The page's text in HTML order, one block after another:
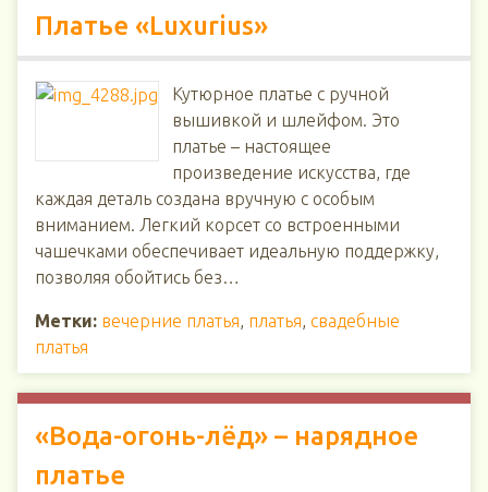
Платье «Luxurius»
Кутюрное платье с ручной
вышивкой и шлейфом. Это
платье – настоящее
произведение искусства, где
каждая деталь создана вручную с особым
вниманием. Легкий корсет со встроенными
чашечками обеспечивает идеальную поддержку,
позволяя обойтись без…
Метки: вечерние платья, платья, свадебные
платья
«Вода-огонь-лёд» – нарядное
платье